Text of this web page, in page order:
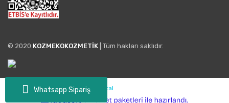
Whatsapp Sipariş
© 2020 KOZMEKOKOZMETİK | Tüm hakları saklıdır.
e-